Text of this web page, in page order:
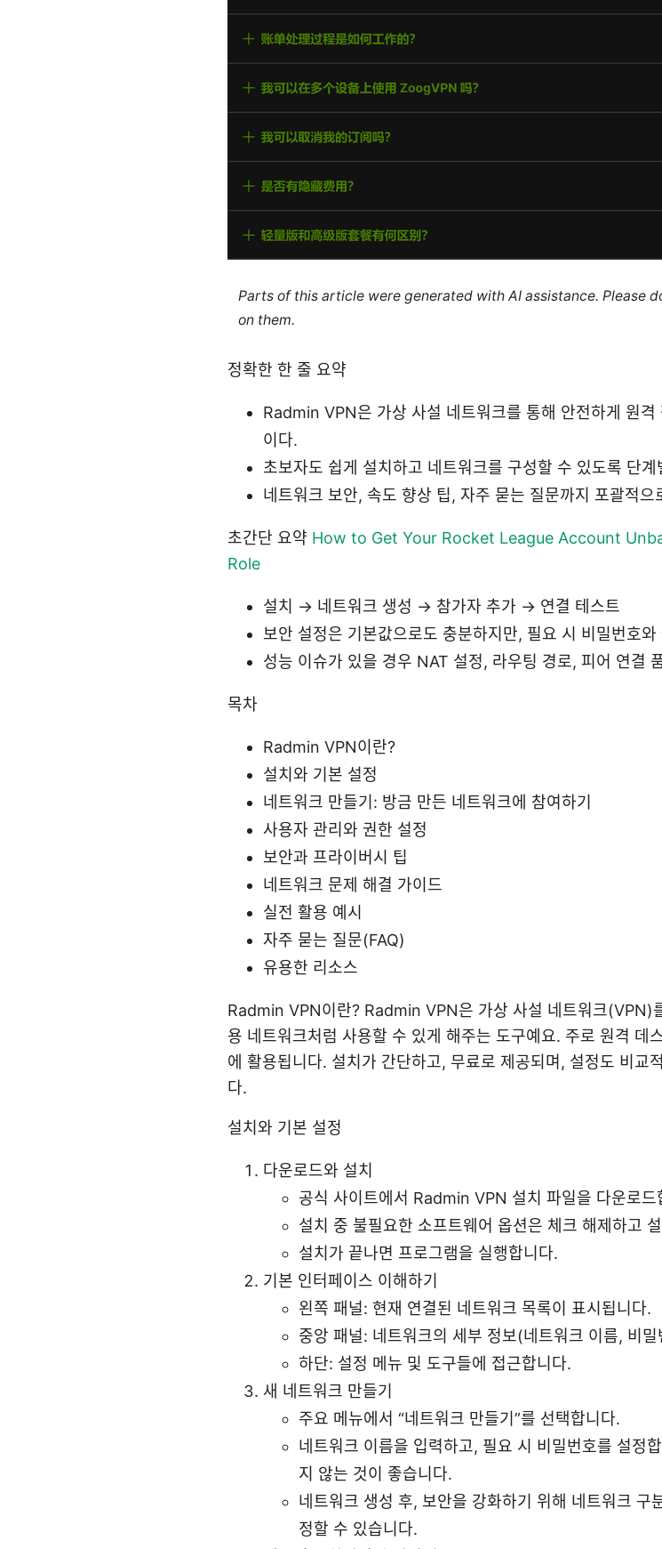
Parts of this article were generated with AI assistance. Please
on them.
정확한 한 줄 요약
Radmin VPN은 가상 사설 네트워크를 통해 안전하게 원
이다.
초보자도 쉽게 설치하고 네트워크를 구성할 수 있도록 단계
네트워크 보안, 속도 향상 팁, 자주 묻는 질문까지 포괄적으
초간단 요약 How to Get Your Rocket League Account
Role
설치 → 네트워크 생성 → 참가자 추가 → 연결 테스트
보안 설정은 기본값으로도 충분하지만, 필요 시 비밀번호와
성능 이슈가 있을 경우 NAT 설정, 라우팅 경로, 피어 연결
목차
Radmin VPN이란?
설치와 기본 설정
네트워크 만들기: 방금 만든 네트워크에 참여하기
사용자 관리와 권한 설정
보안과 프라이버시 팁
네트워크 문제 해결 가이드
실전 활용 예시
자주 묻는 질문(FAQ)
유용한 리소스
Radmin VPN이란? Radmin VPN은 가상 사설 네트워크(VPN)
용 네트워크처럼 사용할 수 있게 해주는 도구예요. 주로 원격 데
에 활용됩니다. 설치가 간단하고, 무료로 제공되며, 설정도 비교
다.
설치와 기본 설정
다운로드와 설치
공식 사이트에서 Radmin VPN 설치 파일을 다운로드
설치 중 불필요한 소프트웨어 옵션은 체크 해제하고
설치가 끝나면 프로그램을 실행합니다.
기본 인터페이스 이해하기
왼쪽 패널: 현재 연결된 네트워크 목록이 표시됩니다.
중앙 패널: 네트워크의 세부 정보(네트워크 이름, 비
하단: 설정 메뉴 및 도구들에 접근합니다.
새 네트워크 만들기
주요 메뉴에서 “네트워크 만들기”를 선택합니다.
네트워크 이름을 입력하고, 필요 시 비밀번호를 설정
지 않는 것이 좋습니다.
네트워크 생성 후, 보안을 강화하기 위해 네트워크
정할 수 있습니다.